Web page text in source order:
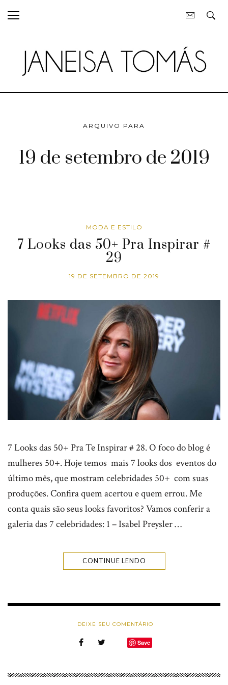
ARQUIVO PARA
19 de setembro de 2019
MODA E ESTILO
7 Looks das 50+ Pra Inspirar #
29
19 DE SETEMBRO DE 2019
7 Looks das 50+ Pra Te Inspirar # 28. O foco do blog é
mulheres 50+. Hoje temos mais 7 looks dos eventos do
último mês, que mostram celebridades 50+ com suas
produções. Confira quem acertou e quem errou. Me
conta quais são seus looks favoritos? Vamos conferir a
galeria das 7 celebridades: 1 – Isabel Preysler …
CONTINUE LENDO
DEIXE SEU COMENTÁRIO
Save